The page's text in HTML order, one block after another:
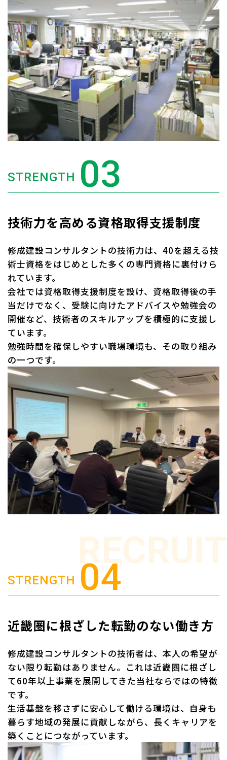
STRENGTH
技術力を高める資格取得支援制度
修成建設コンサルタントの技術力は、40を超える技
術士資格をはじめとした多くの専門資格に裏付けら
れています。
会社では資格取得支援制度を設け、資格取得後の手
当だけでなく、受験に向けたアドバイスや勉強会の
開催など、技術者のスキルアップを積極的に支援し
ています。
勉強時間を確保しやすい職場環境も、その取り組み
の一つです。
RECRUIT
STRENGTH
近畿圏に根ざした転勤のない働き方
修成建設コンサルタントの技術者は、本人の希望が
ない限り転勤はありません。これは近畿圏に根ざし
て60年以上事業を展開してきた当社ならではの特徴
です。
生活基盤を移さずに安心して働ける環境は、自身も
暮らす地域の発展に貢献しながら、長くキャリアを
築くことにつながっています。